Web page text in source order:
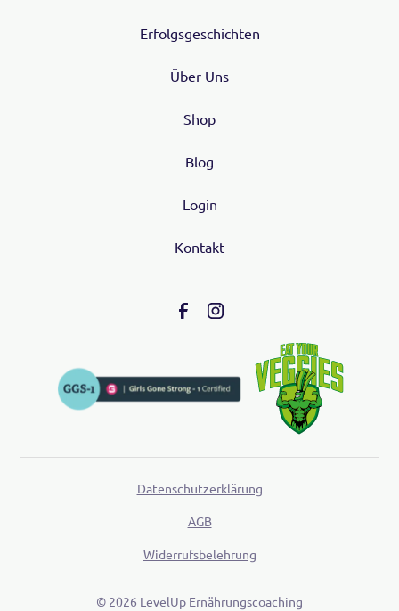
Erfolgsgeschichten
Über Uns
Shop
Blog
Login
Kontakt
© 2026 LevelUp Ernährungscoaching
Datenschutzerklärung
AGB
Widerrufsbelehrung